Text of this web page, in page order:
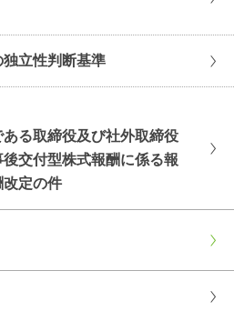
独立性判断基準
る取締役及び社外取締役
交付型株式報酬に係る報
改定の件